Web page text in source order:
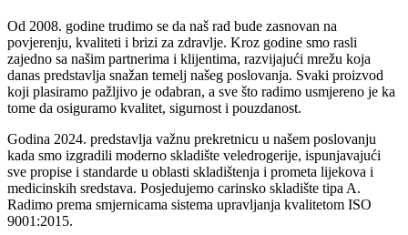
Od 2008. godine trudimo se da naš rad bude zasnovan na
povjerenju, kvaliteti i brizi za zdravlje. Kroz godine smo rasli
zajedno sa našim partnerima i klijentima, razvijajući mrežu koja
danas predstavlja snažan temelj našeg poslovanja. Svaki proizvod
koji plasiramo pažljivo je odabran, a sve što radimo usmjereno je ka
tome da osiguramo kvalitet, sigurnost i pouzdanost.
Godina 2024. predstavlja važnu prekretnicu u našem poslovanju
kada smo izgradili moderno skladište veledrogerije, ispunjavajući
sve propise i standarde u oblasti skladištenja i prometa lijekova i
medicinskih sredstava. Posjedujemo carinsko skladište tipa A.
Radimo prema smjernicama sistema upravljanja kvalitetom ISO
9001:2015.